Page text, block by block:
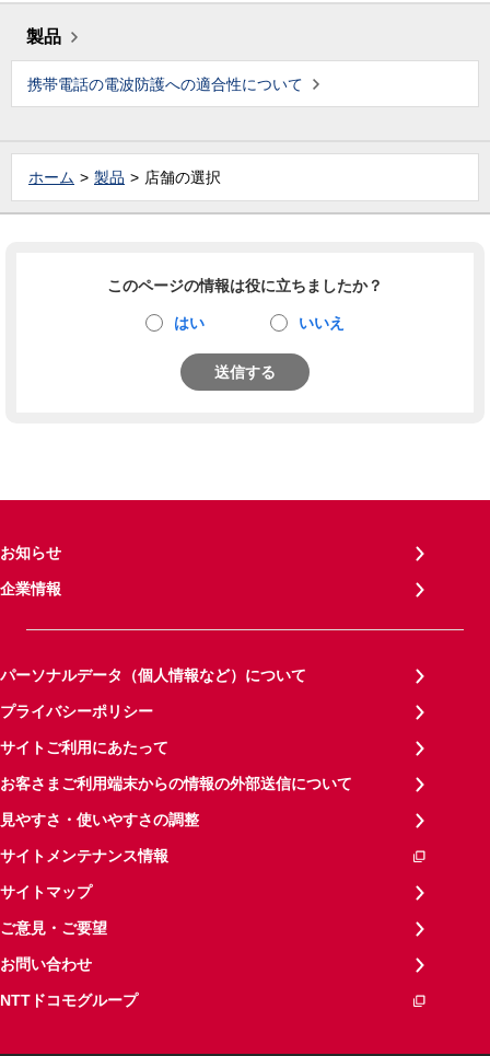
製品
携帯電話の電波防護への適合性について
ホーム 製品 店舗の選択
このページの情報は役に立ちましたか？
はい いいえ
送信する
お知らせ
企業情報
パーソナルデータ（個人情報など）について
プライバシーポリシー
サイトご利用にあたって
お客さまご利用端末からの情報の外部送信について
見やすさ・使いやすさの調整
サイトメンテナンス情報
サイトマップ
ご意見・ご要望
お問い合わせ
NTTドコモグループ